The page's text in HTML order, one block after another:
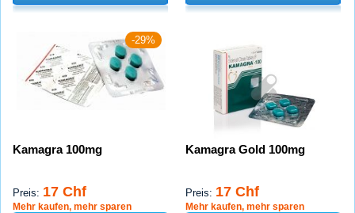
-29%
Kamagra 100mg
Preis: 17 Chf
Mehr kaufen, mehr sparen
Kamagra Gold 100mg
Preis: 17 Chf
Mehr kaufen, mehr sparen